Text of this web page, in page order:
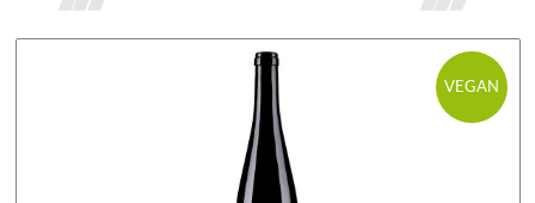
VEGAN